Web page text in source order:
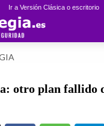
Ir a Versión Clásica o escritorio
otro plan fallido